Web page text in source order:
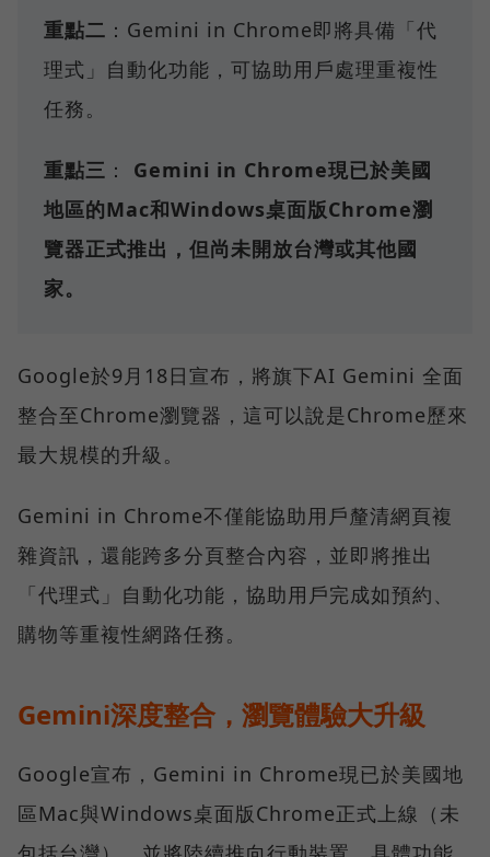
重點二 ：Gemini in Chrome即將具備「代
理式」自動化功能，可協助用戶處理重複性
任務。
重點三 ： Gemini in Chrome現已於美國
地區的Mac和Windows桌面版Chrome瀏
覽器正式推出，但尚未開放台灣或其他國
家。
Google於9月18日宣布，將旗下AI Gemini 全面
整合至Chrome瀏覽器，這可以說是Chrome歷來
最大規模的升級。
Gemini in Chrome不僅能協助用戶釐清網頁複
雜資訊，還能跨多分頁整合內容，並即將推出
「代理式」自動化功能，協助用戶完成如預約、
購物等重複性網路任務。
Gemini深度整合，瀏覽體驗大升級
Google宣布，Gemini in Chrome現已於美國地
區Mac與Windows桌面版Chrome正式上線（未